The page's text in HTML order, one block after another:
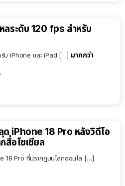
ลระดับ 120 fps สำหรับ
หรับ iPhone และ iPad […] มากกว่า
iPhone 18 Pro หลังวิดีโอ
สื่อโซเชียล
18 Pro ที่ปรากฏบนโลกออนไล […]